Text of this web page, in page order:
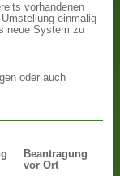
vorhandenen
einmalig
neue System zu
oder auch
Beantragung
vor Ort